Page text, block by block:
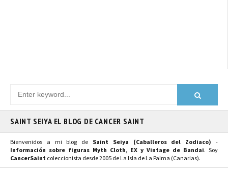
SAINT SEIYA EL BLOG DE CANCER SAINT
Bienvenidos a mi blog de Saint Seiya (Caballeros del Zodiaco) -
Información sobre figuras Myth Cloth, EX y Vintage de Bandai. Soy
CancerSaint coleccionista desde 2005 de La Isla de La Palma (Canarias).